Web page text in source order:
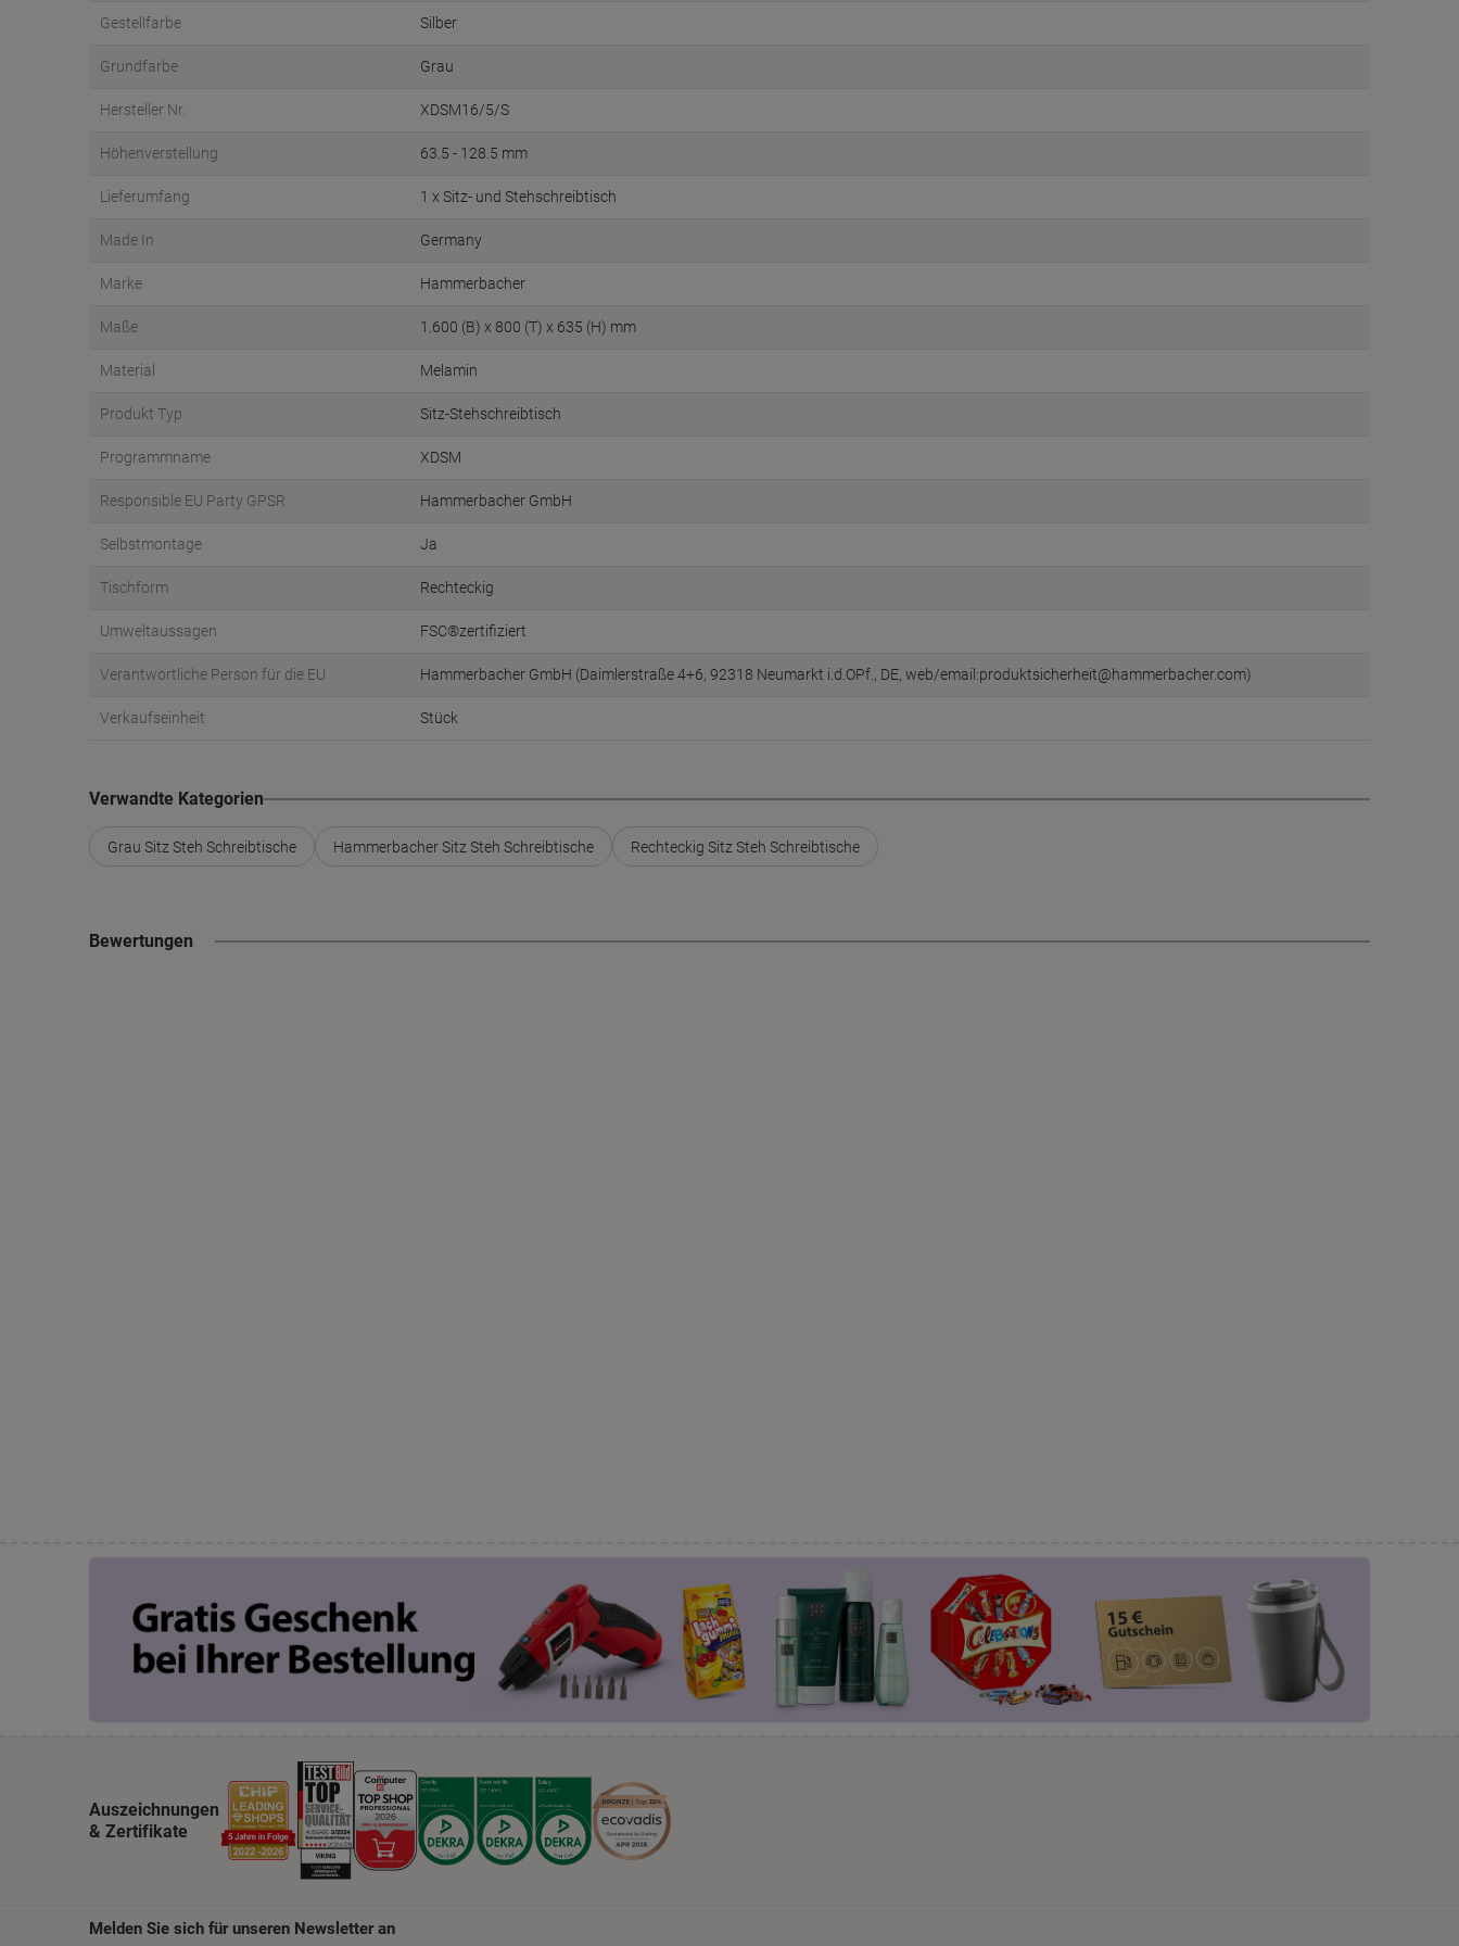
Gestellfarbe Silber
Grundfarbe Grau
Hersteller Nr. XDSM16/5/S
Höhenverstellung 63.5 - 128.5 mm
Lieferumfang 1 x Sitz- und Stehschreibtisch
Made In Germany
Marke Hammerbacher
Maße 1.600 (B) x 800 (T) x 635 (H) mm
Material Melamin
Produkt Typ Sitz-Stehschreibtisch
Programmname XDSM
Responsible EU Party GPSR Hammerbacher GmbH
Selbstmontage Ja
Tischform Rechteckig
Umweltaussagen FSC®zertifiziert
Verantwortliche Person für die EU Hammerbacher GmbH (Daimlerstraße 4+6, 92318 Neumarkt i.d.OPf., DE, web/email:produktsicherheit@hammerbacher.com)
Verkaufseinheit Stück
Verwandte Kategorien
Grau Sitz Steh Schreibtische Hammerbacher Sitz Steh Schreibtische Rechteckig Sitz Steh Schreibtische
Bewertungen
Auszeichnungen
& Zertifikate